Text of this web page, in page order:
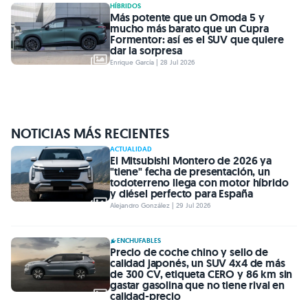
HÍBRIDOS
Más potente que un Omoda 5 y
mucho más barato que un Cupra
Formentor: así es el SUV que quiere
dar la sorpresa
Enrique García | 28 Jul 2026
NOTICIAS MÁS RECIENTES
ACTUALIDAD
El Mitsubishi Montero de 2026 ya
"tiene" fecha de presentación, un
todoterreno llega con motor híbrido
y diésel perfecto para España
Alejandro González | 29 Jul 2026
ENCHUFABLES
Precio de coche chino y sello de
calidad japonés, un SUV 4x4 de más
de 300 CV, etiqueta CERO y 86 km sin
gastar gasolina que no tiene rival en
calidad-precio